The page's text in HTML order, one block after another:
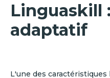
Linguaskill
adaptatif
L'une des